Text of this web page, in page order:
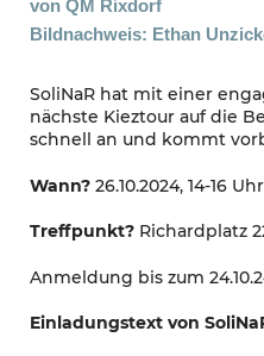
von QM Rixdorf
Bildnachweis: Ethan
SoliNaR hat mit einer
nächste Kieztour auf die
schnell an und kommt
Wann? 26.10.2024, 14-16 Uhr
Treffpunkt? Richardplatz
Anmeldung bis zum
Einladungstext von